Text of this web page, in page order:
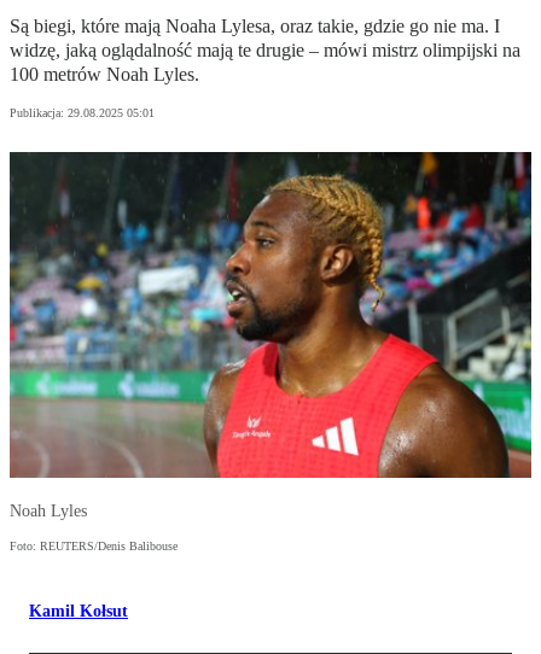
Są biegi, które mają Noaha Lylesa, oraz takie, gdzie go nie ma. I
widzę, jaką oglądalność mają te drugie – mówi mistrz olimpijski na
100 metrów Noah Lyles.
Publikacja: 29.08.2025 05:01
Noah Lyles
Foto: REUTERS/Denis Balibouse
Kamil Kołsut